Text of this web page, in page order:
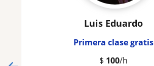
Luis Eduardo
Primera clase gratis
$ 100/h